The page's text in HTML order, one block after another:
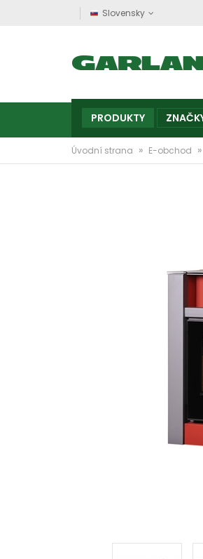
Slovensky
PRODUKTY
Úvodní strana » E-obchod »